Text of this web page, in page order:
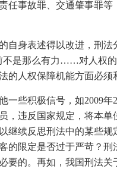
任事故罪、交通肇事罪
自身表述得以改进，刑
是那么有力……对人权
的人权保障机能方面必
一些积极信号，如2009
，违反国家规定，将本
继续反思刑法中的某些
的限定是否过于严苛？
要的。再如，我国刑法